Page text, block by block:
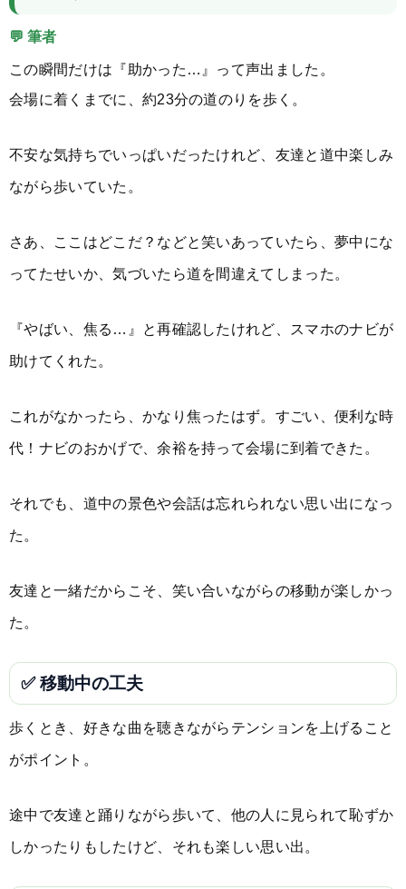
💬 筆者
この瞬間だけは『助かった…』って声出ました。
会場に着くまでに、約23分の道のりを歩く。
不安な気持ちでいっぱいだったけれど、友達と道中楽しみ
ながら歩いていた。
さあ、ここはどこだ？などと笑いあっていたら、夢中にな
ってたせいか、気づいたら道を間違えてしまった。
『やばい、焦る…』と再確認したけれど、スマホのナビが
助けてくれた。
これがなかったら、かなり焦ったはず。すごい、便利な時
代！ナビのおかげで、余裕を持って会場に到着できた。
それでも、道中の景色や会話は忘れられない思い出になっ
た。
友達と一緒だからこそ、笑い合いながらの移動が楽しかっ
た。
✅ 移動中の工夫
歩くとき、好きな曲を聴きながらテンションを上げること
がポイント。
途中で友達と踊りながら歩いて、他の人に見られて恥ずか
しかったりもしたけど、それも楽しい思い出。